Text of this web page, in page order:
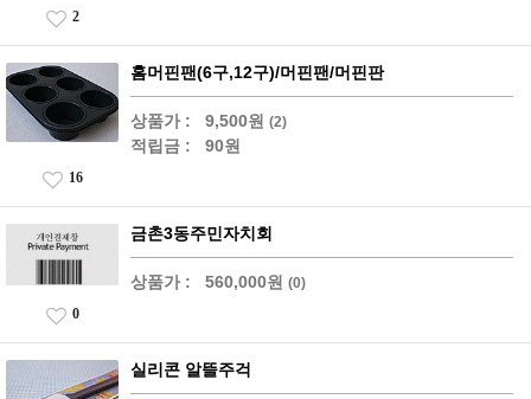
2
홈머핀팬(6구,12구)/머핀팬/머핀판
상품가 : 9,500원 (2)
적립금 : 90원
16
금촌3동주민자치회
상품가 : 560,000원 (0)
0
실리콘 알뜰주걱